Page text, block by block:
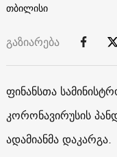
თბილისი
გაზიარება
ფინანსთა
კორონავირუსის
ადამიანმა დაკარგა.